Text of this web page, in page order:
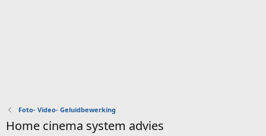
Foto- Video- Geluidbewerking
Home cinema system advies